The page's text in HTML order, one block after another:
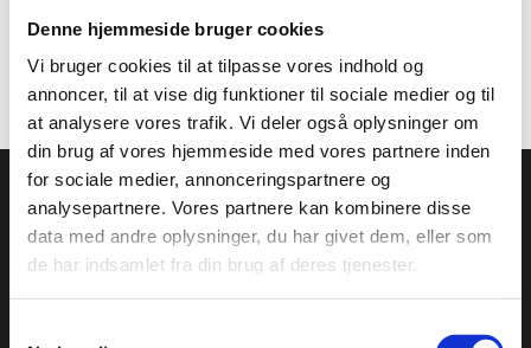
Denne hjemmeside bruger cookies
Vi bruger cookies til at tilpasse vores indhold og
annoncer, til at vise dig funktioner til sociale medier og til
at analysere vores trafik. Vi deler også oplysninger om
din brug af vores hjemmeside med vores partnere inden
for sociale medier, annonceringspartnere og
analysepartnere. Vores partnere kan kombinere disse
data med andre oplysninger, du har givet dem, eller som
de har indsamlet fra din brug af deres tjenester.
GTIN 8029248472631
Toldtarif nr. 39241000
Condi ApS
Condi leverer idag et bredt sortiment af
conditorivarer/emballage til Konditorier, Konfekture, Hotel &